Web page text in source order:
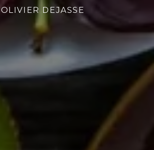
OLIVIER DEJASSE